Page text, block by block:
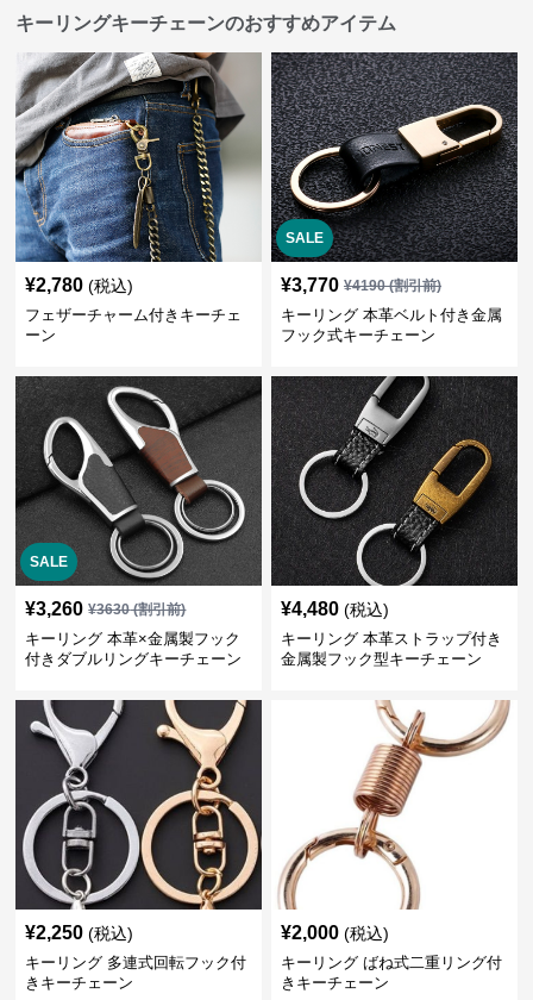
キーリングキーチェーンのおすすめアイテム
¥2,780 (税込)
フェザーチャーム付きキーチェ
ーン
SALE
¥3,770 ¥4190(割引前)
キーリング 本革ベルト付き金属
フック式キーチェーン
SALE
¥3,260 ¥3630(割引前)
キーリング 本革×金属製フック
付きダブルリングキーチェーン
¥4,480 (税込)
キーリング 本革ストラップ付き
金属製フック型キーチェーン
¥2,250 (税込)
キーリング 多連式回転フック付
きキーチェーン
¥2,000 (税込)
キーリング ばね式二重リング付
きキーチェーン